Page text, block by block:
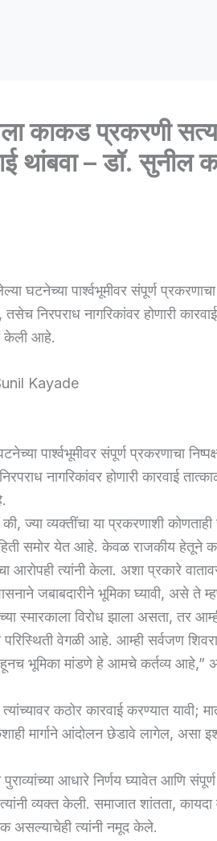
काकड प्रकरणी सत्य
थांबवा – डॉ. सुनील
पार्श्वभूमीवर संपूर्ण प्रकरणाचा
नागरिकांवर होणारी
केली आहे.
पार्श्वभूमीवर संपूर्ण प्रकरणाचा
नागरिकांवर होणारी कारवाई
ज्या व्यक्तींचा या प्रकरणाशी
समोर येत आहे. केवळ राजकीय हेतूने
आरोपही त्यांनी केला. अशा प्रकारे
जबाबदारीने भूमिका घ्यावी, असे ते
स्मारकाला विरोध झाला असता, तर
परिस्थिती वेगळी आहे. आम्ही सर्वजण
भूमिका मांडणे हे आमचे कर्तव्य आहे,”
कठोर कारवाई करण्यात यावी;
मार्गाने आंदोलन छेडावे लागेल, असा
आधारे निर्णय घ्यावेत आणि
व्यक्त केली. समाजात शांतता,
असल्याचेही त्यांनी नमूद केले.